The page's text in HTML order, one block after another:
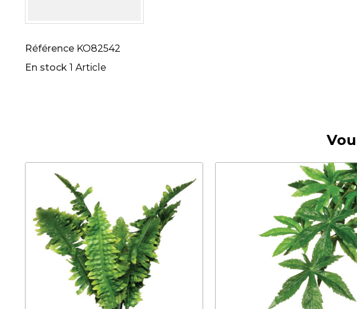
Référence KO82542
En stock 1 Article